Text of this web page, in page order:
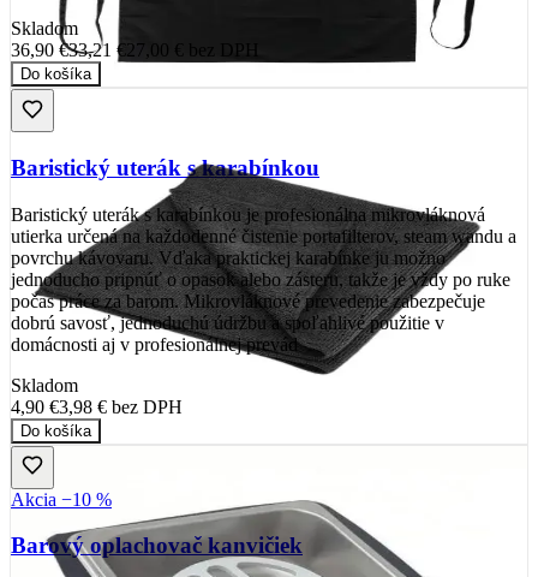
Skladom
36,90 €33,21 €27,00 € bez DPH
Do košíka
Baristický uterák s karabínkou
Baristický uterák s karabínkou je profesionálna mikrovláknová
utierka určená na každodenné čistenie portafilterov, steam wandu a
povrchu kávovaru. Vďaka praktickej karabínke ju možno
jednoducho pripnúť o opasok alebo zásteru, takže je vždy po ruke
počas práce za barom. Mikrovláknové prevedenie zabezpečuje
dobrú savosť, jednoduchú údržbu a spoľahlivé použitie v
domácnosti aj v profesionálnej prevád
Skladom
4,90 €3,98 € bez DPH
Do košíka
Akcia −10 %
Barový oplachovač kanvičiek